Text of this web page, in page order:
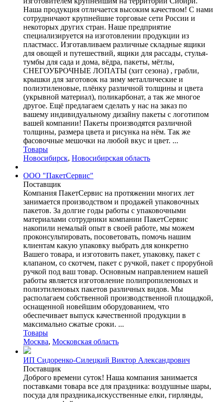
Наша продукция отличается высоким качеством! С нами
сотрудничают крупнейшие торговые сети России и
некоторых других стран. Наше предприятие
специализируется на изготовлении продукции из
пластмасс. Изготавливаем различные складные ящики
для овощей и путешествий, ящики для рассады, стулья-
тумбы для сада и дома, вёдра, пакеты, мётлы,
СНЕГОУБРОЧНЫЕ ЛОПАТЫ (хит сезона) , грабли,
крышки для заготовок на зиму металлические и
полиэтиленовые, плёнку различной толщины и цвета
(укрывной материал), поликарбонат, а так же многое
другое. Ещё предлагаем сделать у нас на заказ по
вашему индивидуальному дизайну пакеты с логотипом
вашей компании! Пакеты производятся различной
толщины, размера цвета и рисунка на нём. Так же
фасовочные мешочки на любой вкус и цвет. ...
Товары
Новосибирск, Новосибирская область
ООО "ПакетСервис"
Поставщик
Компания ПакетСервис на протяжении многих лет
занимается производством и продажей упаковочных
пакетов. За долгие годы работы с упаковочными
материалами сотрудники компании ПакетСервис
накопили немалый опыт в своей работе, мы можем
проконсультировать, посоветовать, помочь нашим
клиентам какую упаковку выбрать для конкретно
Вашего товара, и изготовить пакет, упаковку, пакет с
клапаном, со скотчем, пакет с ручкой, пакет с прорубной
ручкой под ваш товар. Основным направлением нашей
работы является изготовление полипропиленовых и
полиэтиленовых пакетов различных видов. Мы
располагаем собственной производственной площадкой,
оснащенной новейшим оборудованием, что
обеспечивает выпуск качественной продукции в
максимально сжатые сроки. ...
Товары
Москва, Московская область
ИП Сидоренко-Силецкий Виктор Александрович
Поставщик
Доброго времени суток! Наша компания занимается
поставками товара все для праздника: воздушные шары,
посуда для праздника,искусственные елки, гирлянды,